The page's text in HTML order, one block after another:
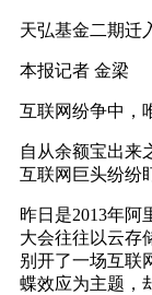
天弘基金二期迁
本报记者 金梁
互联网纷争中，
自从余额宝出来
互联网巨头纷纷
昨日是2013年阿
大会往往以云存
别开了一场互联
蝶效应为主题，